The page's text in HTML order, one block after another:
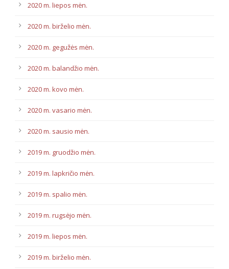
2020 m. liepos mėn.
2020 m. birželio mėn.
2020 m. gegužės mėn.
2020 m. balandžio mėn.
2020 m. kovo mėn.
2020 m. vasario mėn.
2020 m. sausio mėn.
2019 m. gruodžio mėn.
2019 m. lapkričio mėn.
2019 m. spalio mėn.
2019 m. rugsėjo mėn.
2019 m. liepos mėn.
2019 m. birželio mėn.